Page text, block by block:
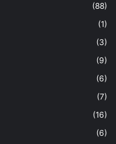
(88)
(1)
(3)
(9)
(6)
(7)
(16)
(6)